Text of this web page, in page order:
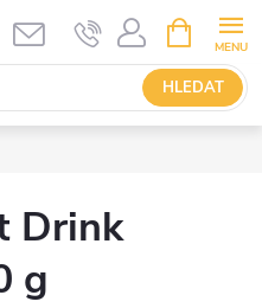
HLEDAT
NÁKUPNÍ
KOŠÍK
Drink
g